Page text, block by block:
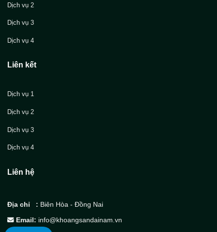
Dịch vụ 2
Dịch vụ 3
Dịch vụ 4
Liên kết
Dịch vụ 1
Dịch vụ 2
Dịch vụ 3
Dịch vụ 4
Liên hệ
Địa chỉ : Biên Hòa - Đồng Nai
Email: info@khoangsandainam.vn